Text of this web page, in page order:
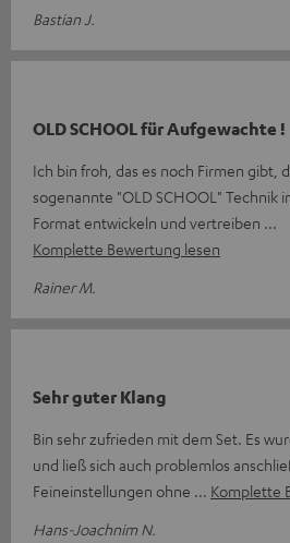
Bastian J.
OLD SCHOOL für Aufgewachte !
Ich bin froh, das es noch Firmen gibt,
sogenannte "OLD SCHOOL" Technik
Format entwickeln und vertreiben
Komplette Bewertung lesen
Rainer M.
Sehr guter Klang
Bin sehr zufrieden mit dem Set. Es
und ließ sich auch problemlos
Feineinstellungen ohne
Komplette
Hans-Joachnim N.